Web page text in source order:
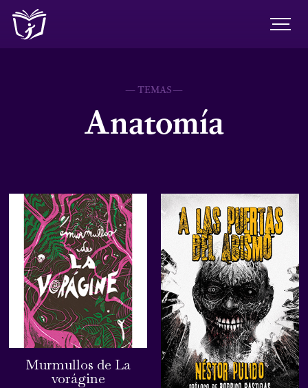
— TEMAS—
Anatomía
Murmullos de La
vorágine